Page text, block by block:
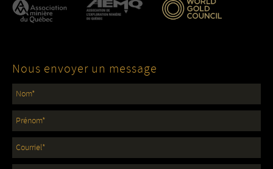
Nous envoyer un message